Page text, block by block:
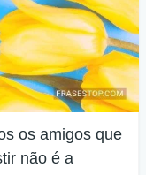
os amigos que
não é a